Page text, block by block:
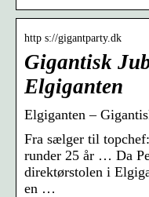
http s://gigantparty.dk
Gigantisk
Elgiganten
Elgiganten –
Fra sælger til
runder 25 år … Da
direktørstolen i
en …